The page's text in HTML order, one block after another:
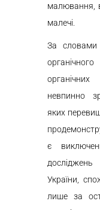
малювання,
малечі.
За словами
невпинно
яких
є
досліджень
України,
лише за